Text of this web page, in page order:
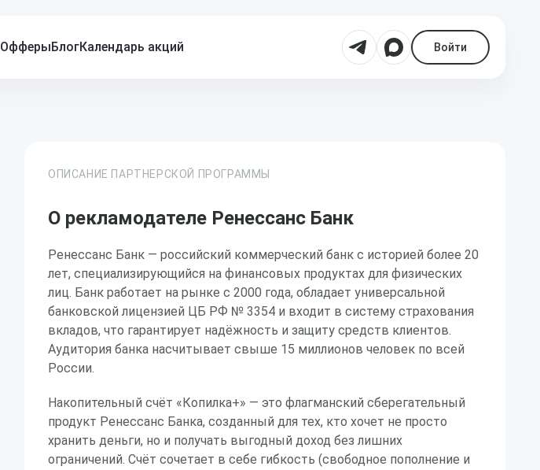
ОфферыБлогКалендарь акций Войти
ОПИСАНИЕ ПАРТНЕРСКОЙ ПРОГРАММЫ
О рекламодателе Ренессанс Банк
Ренессанс Банк — российский коммерческий банк с историей более 20
лет, специализирующийся на финансовых продуктах для физических
лиц. Банк работает на рынке с 2000 года, обладает универсальной
банковской лицензией ЦБ РФ № 3354 и входит в систему страхования
вкладов, что гарантирует надёжность и защиту средств клиентов.
Аудитория банка насчитывает свыше 15 миллионов человек по всей
России.
Накопительный счёт «Копилка+» — это флагманский сберегательный
продукт Ренессанс Банка, созданный для тех, кто хочет не просто
хранить деньги, но и получать выгодный доход без лишних
ограничений. Счёт сочетает в себе гибкость (свободное пополнение и